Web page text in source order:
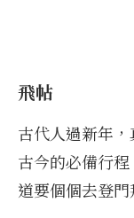
飛帖
古代人過新年
古今的必備行
道要個個去登門